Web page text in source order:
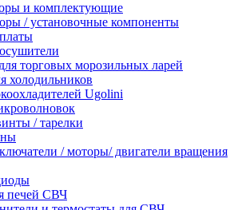
и комплектующие
/ установочные компоненты
торговых морозильных ларей
холодильников
Ugolini
/ тарелки
/ моторы/ двигатели вращения
печей СВЧ